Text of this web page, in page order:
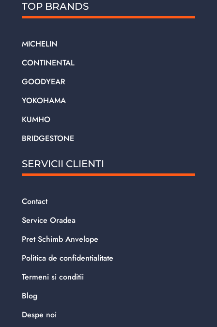
TOP BRANDS
MICHELIN
CONTINENTAL
GOODYEAR
YOKOHAMA
KUMHO
BRIDGESTONE
SERVICII CLIENTI
Contact
Service Oradea
Pret Schimb Anvelope
Politica de confidentialitate
Termeni si conditii
Blog
Despe noi